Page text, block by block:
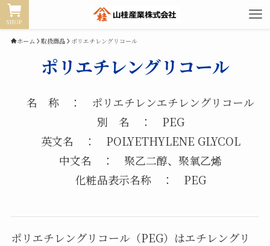
SHOP
ホーム 取扱商品 ポリエチレングリコール
ポリエチレングリコール
名 称 ： ポリエチレンエチレングリコール
別 名 ： PEG
英文名 ： POLYETHYLENE GLYCOL
中文名 ： 聚乙二醇、聚氧乙烯
化粧品表示名称 ： PEG
ポリエチレングリコール（PEG）はエチレングリ